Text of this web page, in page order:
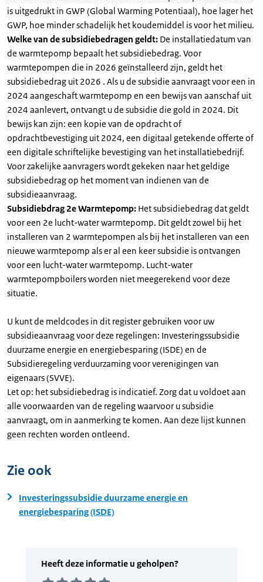
is uitgedrukt in GWP (Global Warming Potentiaal), hoe lager het
GWP, hoe minder schadelijk het koudemiddel is voor het milieu.
Welke van de subsidiebedragen geldt: De installatiedatum van
de warmtepomp bepaalt het subsidiebedrag. Voor
warmtepompen die in 2026 geïnstalleerd zijn, geldt het
subsidiebedrag uit 2026 . Als u de subsidie aanvraagt voor een in
2024 aangeschaft warmtepomp en een bewijs van aanschaf uit
2024 aanlevert, ontvangt u de subsidie die gold in 2024. Dit
bewijs kan zijn: een kopie van de opdracht of
opdrachtbevestiging uit 2024, een digitaal getekende offerte of
een digitale schriftelijke bevestiging van het installatiebedrijf.
Voor zakelijke aanvragers wordt gekeken naar het geldige
subsidiebedrag op het moment van indienen van de
subsidieaanvraag.
Subsidiebdrag 2e Warmtepomp: Het subsidiebedrag dat geldt
voor een 2e lucht-water warmtepomp. Dit geldt zowel bij het
installeren van 2 warmtepompen als bij het installeren van een
nieuwe warmtepomp als er al een keer subsidie is ontvangen
voor een lucht-water warmtepomp. Lucht-water
warmtepompboilers worden niet meegerekend voor deze
situatie.
U kunt de meldcodes in dit register gebruiken voor uw
subsidieaanvraag voor deze regelingen: Investeringssubsidie
duurzame energie en energiebesparing (ISDE) en de
Subsidieregeling verduurzaming voor verenigingen van
eigenaars (SVVE).
Let op: het subsidiebedrag is indicatief. Zorg dat u voldoet aan
alle voorwaarden van de regeling waarvoor u subsidie
aanvraagt, om in aanmerking te komen. Aan deze lijst kunnen
geen rechten worden ontleend.
Zie ook
Investeringssubsidie duurzame energie en
energiebesparing (ISDE)